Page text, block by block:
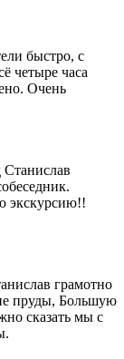
быстро, с
четыре часа
Очень
Станислав
экскурсию!!
грамотно
пруды, Большую
сказать мы с